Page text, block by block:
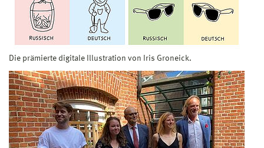
Die prämierte digitale Illustration von Iris Groneick.